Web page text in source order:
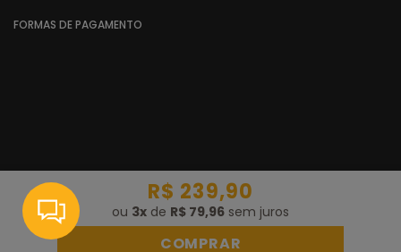
R$ 239,90
ou 3x de R$ 79,96 sem juros
COMPRAR
FORMAS DE PAGAMENTO
CNPJ:18.729.510/0001-60
Razão Social:
Authen Comércio de Roupas e Artigos Esportivos
© 2020 Authen. Todos os direitos reservados.